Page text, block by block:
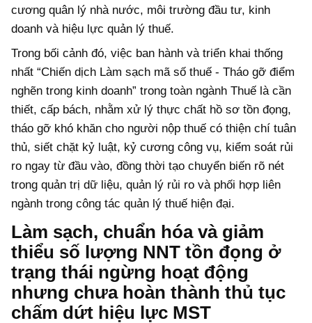
cương quân lý nhà nước, môi trường đầu tư, kinh
doanh và hiệu lực quản lý thuế.
Trong bối cảnh đó, việc ban hành và triển khai thống
nhất “Chiến dịch Làm sạch mã số thuế - Tháo gỡ điểm
nghẽn trong kinh doanh” trong toàn ngành Thuế là cần
thiết, cấp bách, nhằm xử lý thực chất hồ sơ tồn đọng,
tháo gỡ khó khăn cho người nộp thuế có thiện chí tuân
thủ, siết chặt kỷ luật, kỷ cương công vụ, kiểm soát rủi
ro ngay từ đầu vào, đồng thời tạo chuyển biến rõ nét
trong quản trị dữ liệu, quản lý rủi ro và phối hợp liên
ngành trong công tác quản lý thuế hiện đại.
Làm sạch, chuẩn hóa và giảm
thiểu số lượng NNT tồn đọng ở
trạng thái ngừng hoạt động
nhưng chưa hoàn thành thủ tục
chấm dứt hiệu lực MST